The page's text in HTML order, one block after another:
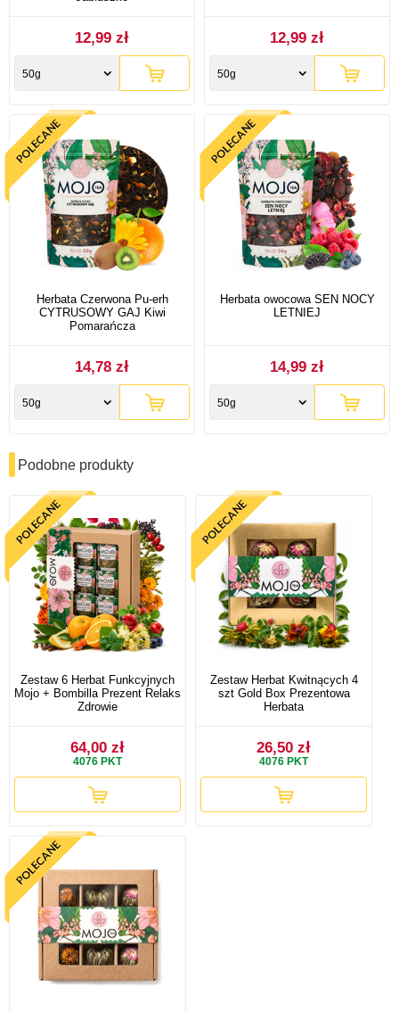
12,99 zł
50g
12,99 zł
50g
Herbata Czerwona Pu-erh
CYTRUSOWY GAJ Kiwi
Pomarańcza
14,78 zł
50g
Herbata owocowa SEN NOCY
LETNIEJ
14,99 zł
50g
Podobne produkty
Zestaw 6 Herbat Funkcyjnych
Mojo + Bombilla Prezent Relaks
Zdrowie
64,00 zł
4076 PKT
Zestaw Herbat Kwitnących 4
szt Gold Box Prezentowa
Herbata
26,50 zł
4076 PKT